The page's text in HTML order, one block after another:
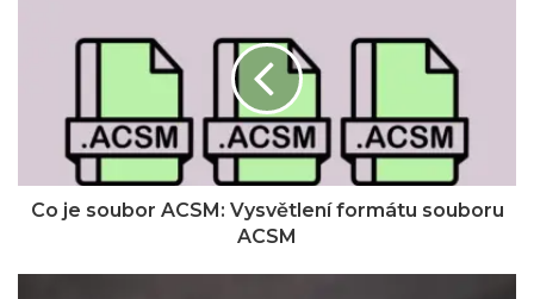
Co je soubor ACSM: Vysvětlení formátu souboru
ACSM